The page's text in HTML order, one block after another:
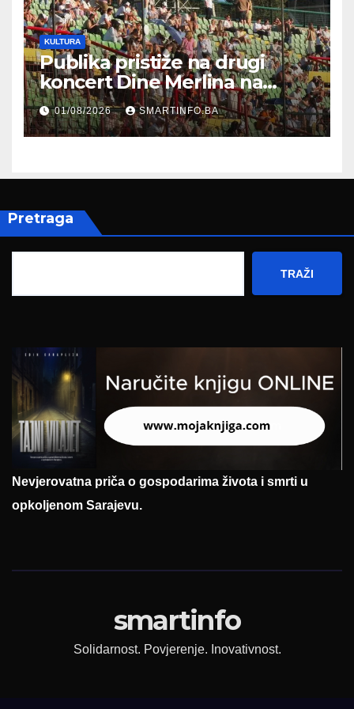
KULTURA
Publika pristiže na drugi
koncert Dine Merlina na
Koševu
01/08/2026 SMARTINFO.BA
Pretraga
TRAŽI
Nevjerovatna priča o gospodarima života i smrti u
opkoljenom Sarajevu.
smartinfo
Solidarnost. Povjerenje. Inovativnost.